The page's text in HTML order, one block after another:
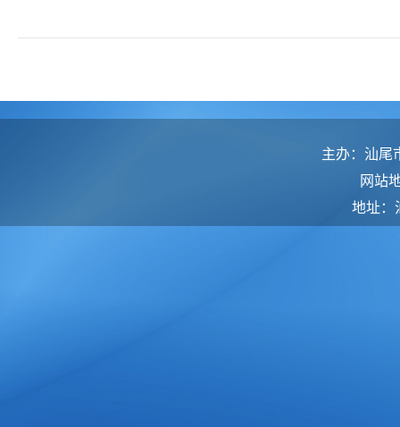
主办：汕尾
网站
地址：